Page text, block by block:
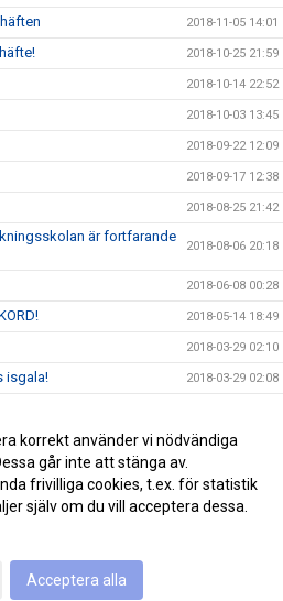
2018-11-05 14:01
2018-10-25 21:59
2018-10-14 22:52
2018-10-03 13:45
2018-09-22 12:09
2018-09-17 12:38
2018-08-25 21:42
är fortfarande
2018-08-06 20:18
2018-06-08 00:28
2018-05-14 18:49
2018-03-29 02:10
isgala! 2018-03-29 02:08
2018-02-15 16:50
2018-02-15 16:49
korrekt använder vi nödvändiga
går inte att stänga av.
frivilliga cookies, t.ex. för statistik
själv om du vill acceptera dessa.
Acceptera alla